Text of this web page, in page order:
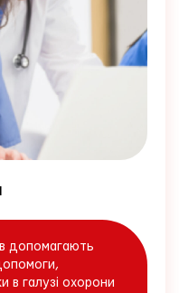
допомагають
в галузі охорони